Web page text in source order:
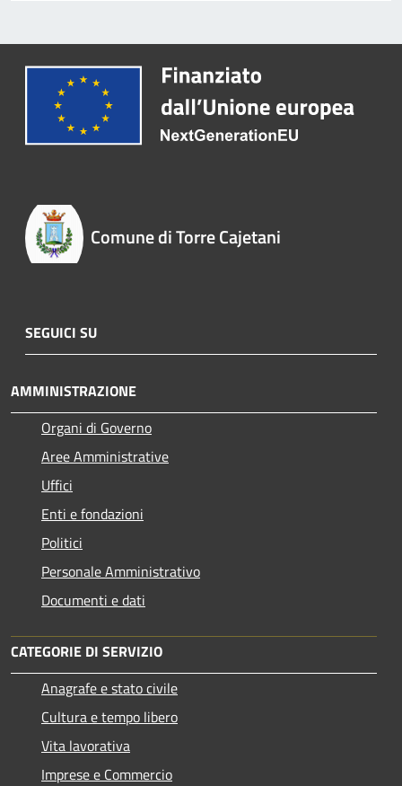
Comune di Torre Cajetani
SEGUICI SU
AMMINISTRAZIONE
Organi di Governo
Aree Amministrative
Uffici
Enti e fondazioni
Politici
Personale Amministrativo
Documenti e dati
CATEGORIE DI SERVIZIO
Anagrafe e stato civile
Cultura e tempo libero
Vita lavorativa
Imprese e Commercio